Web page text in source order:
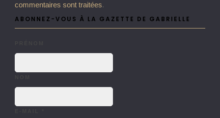
commentaires sont traitées.
ABONNEZ-VOUS À LA GAZETTE DE GABRIELLE